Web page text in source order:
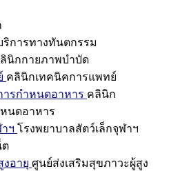
ริการทางทันตกรรม
นิกกายภาพบำบัด
คลินิกเทคนิคการแพทย์
รกำหนดอาหาร คลินิก
นดอาหาร
ฯ โรงพยาบาลสัตว์เล็กจุฬาฯ
ต
งอายุ ศูนย์ส่งเสริมสุขภาวะผู้สูง